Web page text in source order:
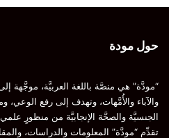
حول مودة
“مودَّة” هي منصَّة باللغة العربيَّة، موجَّهة
والآباء والأُمَّهات، وتهدف إلى رفع
الجنسيَّة والصحَّة الإنجابيَّة من منظورٍ
تقدِّم “مودَّة” المعلومات والدراسات،